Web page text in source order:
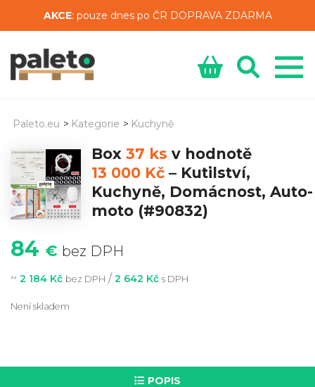
AKCE: pouze dnes po ČR DOPRAVA ZDARMA
Paleto.eu > Kategorie > Kuchyně
Box 37 ks v hodnotě
13 000 Kč – Kutilství,
Kuchyně, Domácnost, Auto-
moto (#90832)
84 € bez DPH
~ 2 184 Kč bez DPH / 2 642 Kč s DPH
Není skladem
POPIS